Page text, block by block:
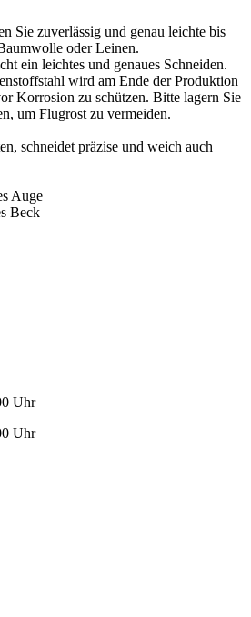
Sie zuverlässig und genau leichte bis
oder Leinen.
ein leichtes und genaues Schneiden.
wird am Ende der Produktion
Korrosion zu schützen. Bitte lagern Sie
um Flugrost zu vermeiden.
schneidet präzise und weich auch
Auge
Beck
Uhr
Uhr